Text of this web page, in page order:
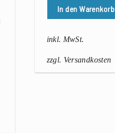
In den Warenkorb
inkl. MwSt.
zzgl. Versandkosten